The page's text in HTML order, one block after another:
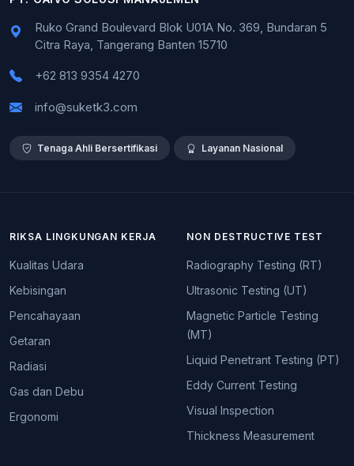
Ruko Grand Boulevard Blok U01A No. 369, Bundaran 5
Citra Raya, Tangerang Banten 15710
+62 813 9354 4270
info@suketk3.com
Tenaga Ahli Bersertifikasi Layanan Nasional
RIKSA LINGKUNGAN KERJA
Kualitas Udara
Kebisingan
Pencahayaan
Getaran
Radiasi
Gas dan Debu
Ergonomi
NON DESTRUCTIVE TEST
Radiography Testing (RT)
Ultrasonic Testing (UT)
Magnetic Particle Testing
(MT)
Liquid Penetrant Testing (PT)
Eddy Current Testing
Visual Inspection
Thickness Measurement